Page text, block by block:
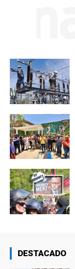
DESTACADO